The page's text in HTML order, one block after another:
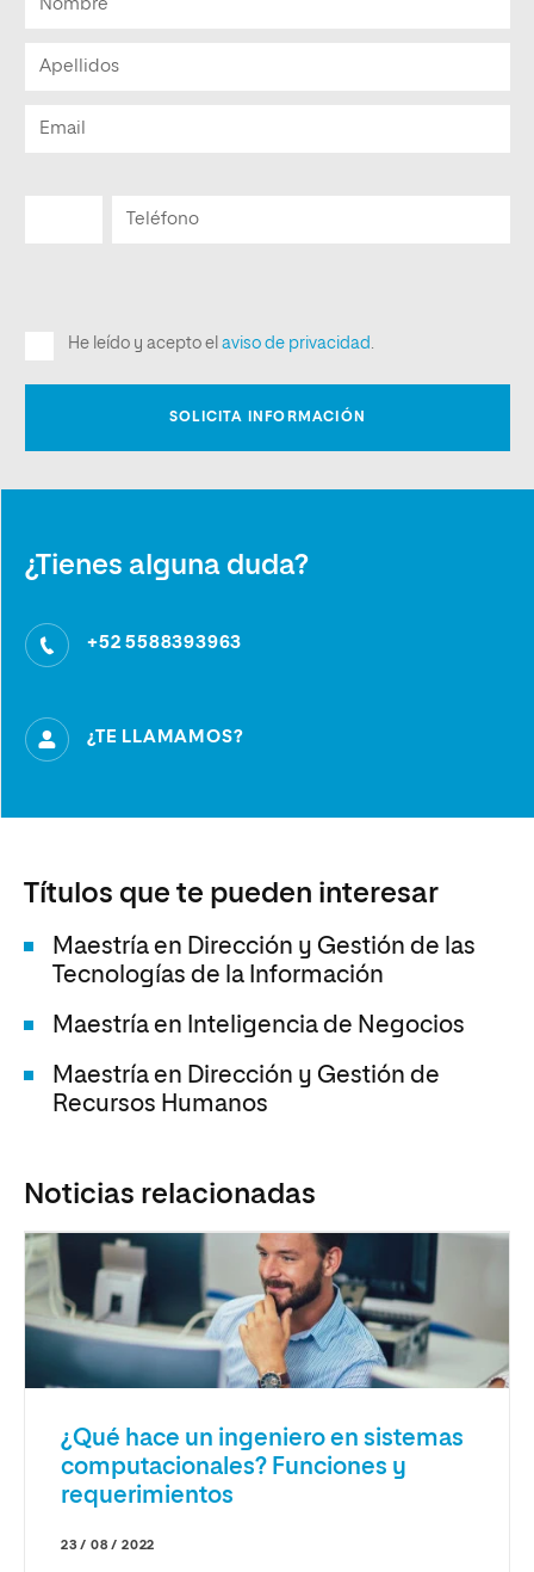
¿Tienes alguna duda?
+52 5588393963
¿TE LLAMAMOS?
Títulos que te pueden interesar
Maestría en Dirección y Gestión de las
Tecnologías de la Información
Maestría en Inteligencia de Negocios
Maestría en Dirección y Gestión de
Recursos Humanos
Noticias relacionadas
¿Qué hace un ingeniero en sistemas
computacionales? Funciones y
requerimientos
23 / 08 / 2022